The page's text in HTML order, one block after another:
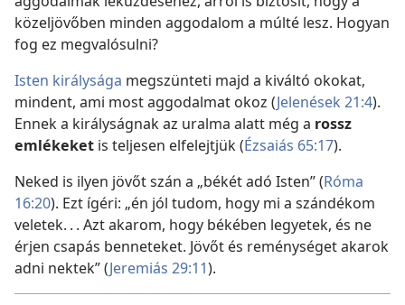
közeljövőben minden aggodalom a múlté lesz. Hogyan
fog ez megvalósulni?
Isten királysága megszünteti majd a kiváltó okokat,
mindent, ami most aggodalmat okoz (Jelenések 21:4).
Ennek a királyságnak az uralma alatt még a rossz
emlékeket is teljesen elfelejtjük (Ézsaiás 65:17).
Neked is ilyen jövőt szán a „békét adó Isten” (Róma
16:20). Ezt ígéri: „én jól tudom, hogy mi a szándékom
veletek. . . Azt akarom, hogy békében legyetek, és ne
érjen csapás benneteket. Jövőt és reménységet akarok
adni nektek” (Jeremiás 29:11).